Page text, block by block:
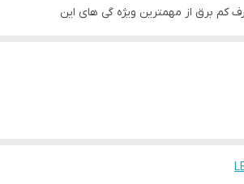
کم برق از مهمترین ویژه گی های این
که لازم باشد آویز شود و یا تکیه داده
این تابلو روز دید است و بر خلاف نمونه های دیگر